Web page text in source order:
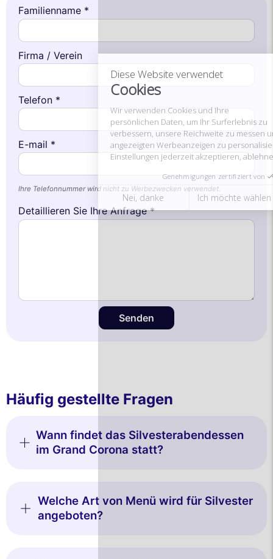
Cookies
persönlichen Daten, um Ihr Surferlebnis zu
verbessern, unsere Reichweite zu messen und die Ihnen
angezeigten Werbeanzeigen zu personalisieren. Sie können Ihre
Einstellungen jederzeit akzeptieren, ablehnen oder anpassen.
Genehmigungen zertifiziert von
Ich möchte wählen Ich stimme zu
Familienname *
Firma / Verein
Telefon *
E-mail *
Ihre Telefonnummer wird nicht zu Werbezwecken verwendet.
Detaillieren Sie Ihre Anfrage *
Senden
Häufig gestellte Fragen
Wann findet das Silvesterabendessen
im Grand Corona statt?
Welche Art von Menü wird für Silvester
angeboten?